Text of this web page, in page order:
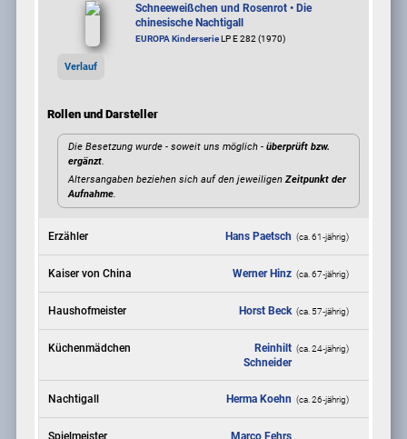
Schneeweißchen und Rosenrot • Die
chinesische Nachtigall
EUROPA KinderserieLP E 282 (1970)
Verlauf
Rollen und Darsteller
Die Besetzung wurde - soweit uns möglich -überprüft bzw.
ergänzt.
Altersangaben beziehen sich auf den jeweiligenZeitpunkt der
Aufnahme.
Erzähler Hans Paetsch (ca. 61‑jährig)
Kaiser von China Werner Hinz (ca. 67‑jährig)
Haushofmeister Horst Beck (ca. 57‑jährig)
Küchenmädchen
Reinhilt
Schneider
(ca. 24‑jährig)
Nachtigall Herma Koehn (ca. 26‑jährig)
Spielmeister Marco Fehrs